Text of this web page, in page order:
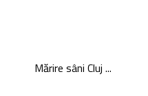
Mărire sâni Cluj ...